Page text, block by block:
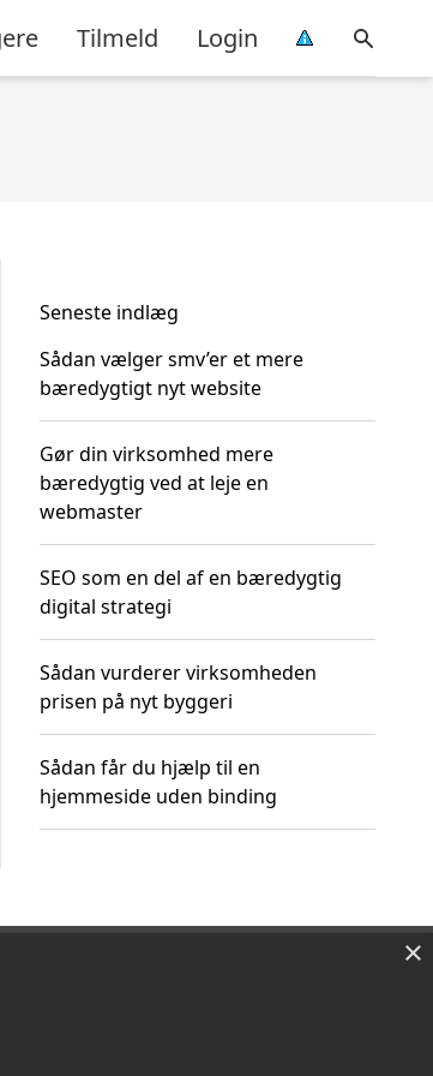
Tilmeld Login
Seneste indlæg
Sådan vælger smv’er et mere
bæredygtigt nyt website
Gør din virksomhed mere
bæredygtig ved at leje en
webmaster
SEO som en del af en bæredygtig
digital strategi
Sådan vurderer virksomheden
prisen på nyt byggeri
Sådan får du hjælp til en
hjemmeside uden binding
×